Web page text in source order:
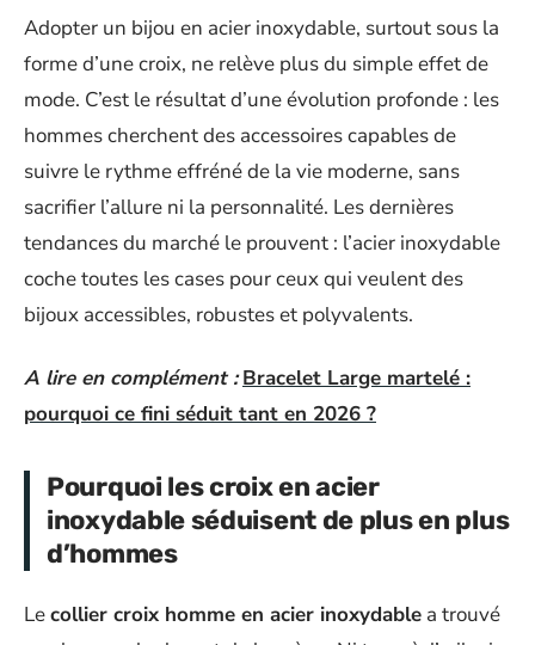
Adopter un bijou en acier inoxydable, surtout sous la
forme d’une croix, ne relève plus du simple effet de
mode. C’est le résultat d’une évolution profonde : les
hommes cherchent des accessoires capables de
suivre le rythme effréné de la vie moderne, sans
sacrifier l’allure ni la personnalité. Les dernières
tendances du marché le prouvent : l’acier inoxydable
coche toutes les cases pour ceux qui veulent des
bijoux accessibles, robustes et polyvalents.
A lire en complément : Bracelet Large martelé :
pourquoi ce fini séduit tant en 2026 ?
Pourquoi les croix en acier
inoxydable séduisent de plus en plus
d’hommes
Lecollier croix homme en acier inoxydable a trouvé